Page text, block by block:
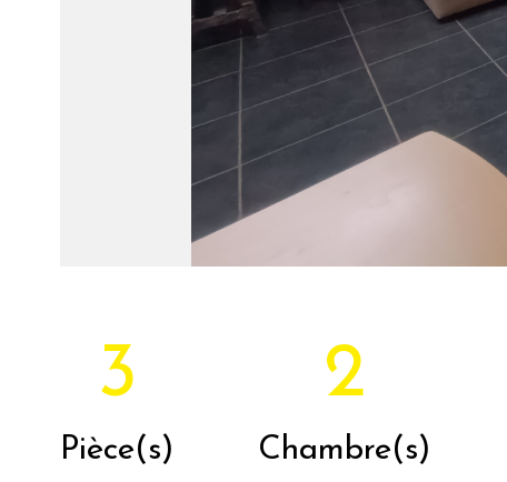
3
Pièce(s)
2
Chambre(s)